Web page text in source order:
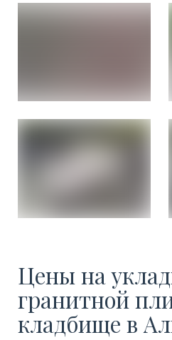
Цены на
гранитной
кладбище в